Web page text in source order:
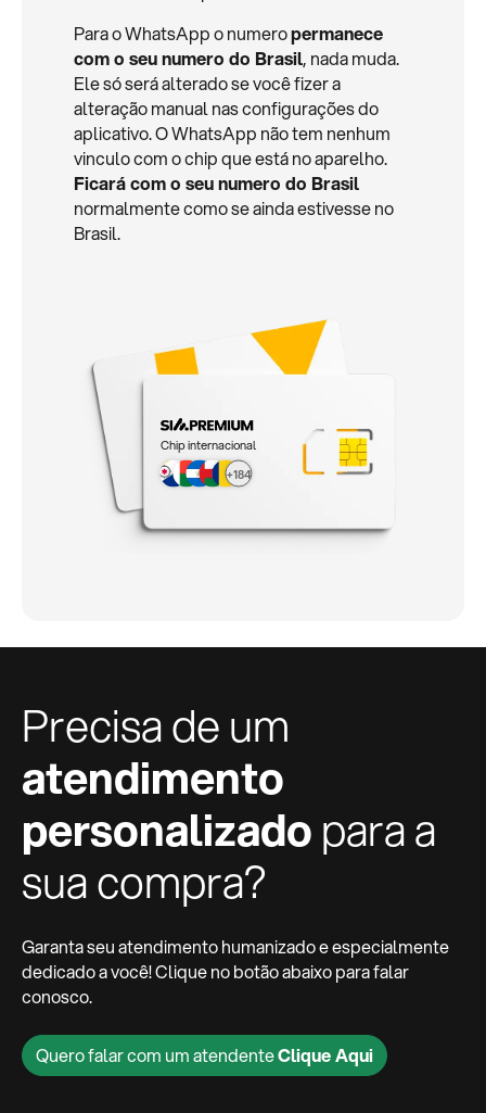
Para o WhatsApp o numeropermanece
com o seu numero do Brasil, nada muda.
Ele só será alterado se você fizer a
alteração manual nas configurações do
aplicativo. O WhatsApp não tem nenhum
vinculo com o chip que está no aparelho.
Ficará com o seu numero do Brasil
normalmente como se ainda estivesse no
Brasil.
Chip internacional
+184
Precisa de um
atendimento
personalizadopara a
sua compra?
Garanta seu atendimento humanizado e especialmente
dedicado a você! Clique no botão abaixo para falar
conosco.
Quero falar com um atendenteClique Aqui